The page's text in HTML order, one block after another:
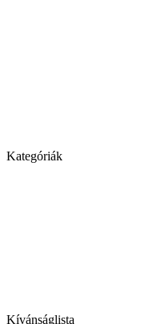
Kategóriák
Kívánságlista